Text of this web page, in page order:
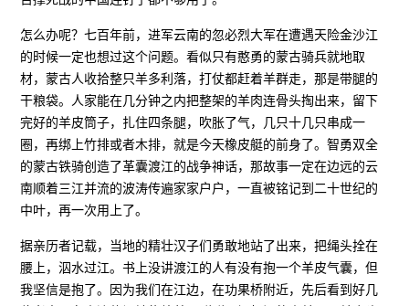
怎么办呢？七百年前，进军云南的忽必烈大军在遭遇天险金沙江
的时候一定也想过这个问题。看似只有憨勇的蒙古骑兵就地取
材，蒙古人收拾整只羊多利落，打仗都赶着羊群走，那是带腿的
干粮袋。人家能在几分钟之内把整架的羊肉连骨头掏出来，留下
完好的羊皮筒子，扎住四条腿，吹胀了气，几只十几只串成一
圈，再绑上竹排或者木排，就是今天橡皮艇的前身了。智勇双全
的蒙古铁骑创造了革囊渡江的战争神话，那故事一定在边远的云
南顺着三江并流的波涛传遍家家户户，一直被铭记到二十世纪的
中叶，再一次用上了。
据亲历者记载，当地的精壮汉子们勇敢地站了出来，把绳头拴在
腰上，泅水过江。书上没讲渡江的人有没有抱一个羊皮气囊，但
我坚信是抱了。因为我们在江边，在功果桥附近，先后看到好几